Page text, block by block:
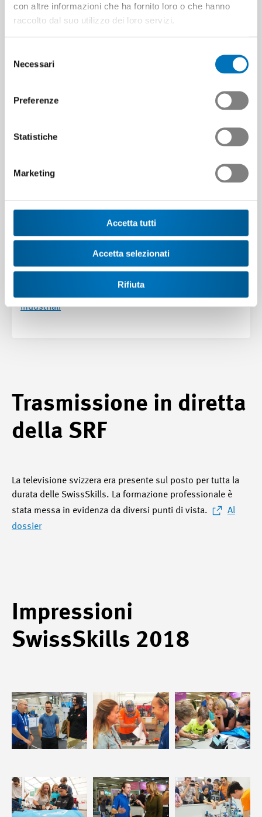
con altre informazioni che ha fornito loro o che hanno
raccolto dal suo utilizzo dei loro servizi.
delNecessari
Preferenze
Statistiche
Marketing
Accetta tutti
Accetta selezionati
Rifiuta
bronzo
Buchrain,
Schweiz AG
Reto
Schneider
aus
Bucher
Hydraulics
Dettaglio dei risultati
Dettaglio dei risultati nelle professioni
industriali
Trasmissione in diretta
della SRF
La televisione svizzera era presente sul posto per tutta la
durata delle SwissSkills. La formazione professionale è
stata messa in evidenza da diversi punti di vista.
Al
dossier
Impressioni
SwissSkills 2018